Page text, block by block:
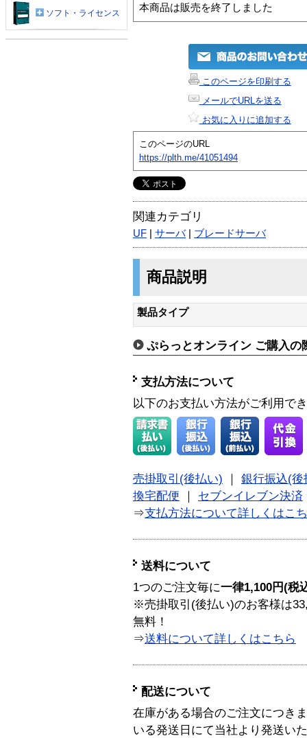
本商品は販売を終了しました
このページを印刷する
メールでURLを送る
お気に入りに追加する
このページのURL
https://plth.me/41051494
関連カテゴリ
UF サーバ| ブレードサーバ
商品説明
製品タイプ
ぷらっとオンライン ご購入の
支払方法について
以下のお支払い方法がご利用で
売掛取引(後払い)
銀行振込(後
換宅配便
セブンイレブン決済
⇒支払方法について詳しくはこ
送料について
1つのご注文毎に一律1,100円(税
※売掛取引(後払い)のお客様は
無料！
⇒送料について詳しくはこちら
配送について
在庫がある場合のご注文につき
いる発送日にて当社より発送い
ソフト・ライセンス